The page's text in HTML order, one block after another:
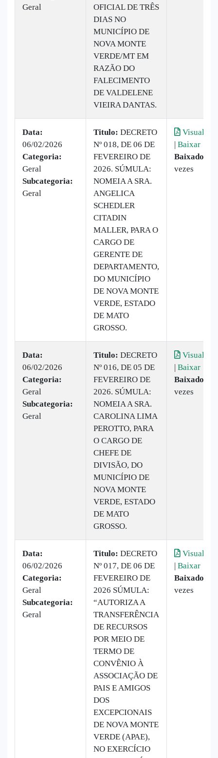
Geral
OFICIAL DE TRÊS
DIAS NO
MUNICÍPIO DE
NOVA MONTE
VERDE/MT EM
RAZÃO DO
FALECIMENTO
DE VALDELENE
VIEIRA DANTAS.
Data:
06/02/2026
Categoria:
Geral
Subcategoria:
Geral
Titulo: DECRETO
Nº 018, DE 06 DE
FEVEREIRO DE
2026. SÚMULA:
NOMEIA A SRA.
ANGELICA
SCHEDLER
CITADIN
MALLER, PARA O
CARGO DE
GERENTE DE
DEPARTAMENTO,
DO MUNICÍPIO
DE NOVA MONTE
VERDE, ESTADO
DE MATO
GROSSO.
Visualizar
| Baixar
Baixado:
vezes
Data:
06/02/2026
Categoria:
Geral
Subcategoria:
Geral
Titulo: DECRETO
Nº 016, DE 05 DE
FEVEREIRO DE
2026. SÚMULA:
NOMEIA A SRA.
CAROLINA LIMA
PEROTTO, PARA
O CARGO DE
CHEFE DE
DIVISÃO, DO
MUNICÍPIO DE
NOVA MONTE
VERDE, ESTADO
DE MATO
GROSSO.
Visualizar
| Baixar
Baixado:
vezes
Data:
06/02/2026
Categoria:
Geral
Subcategoria:
Geral
Titulo: DECRETO
Nº 017, DE 06 DE
FEVEREIRO DE
2026 SÚMULA:
“AUTORIZA A
TRANSFERÊNCIA
DE RECURSOS
POR MEIO DE
TERMO DE
CONVÊNIO À
ASSOCIAÇÃO DE
PAIS E AMIGOS
DOS
EXCEPCIONAIS
DE NOVA MONTE
VERDE (APAE),
NO EXERCÍCIO
Visualizar
| Baixar
Baixado:
vezes